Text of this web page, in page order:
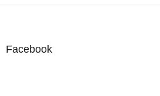
Facebook